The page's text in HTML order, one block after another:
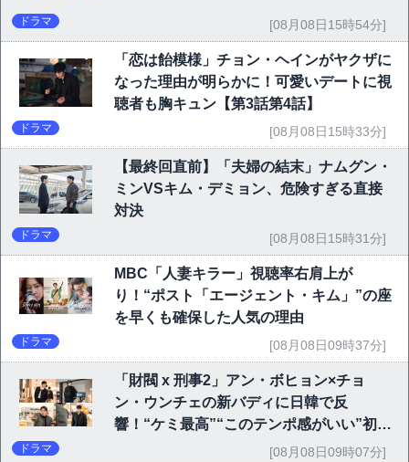
ドラマ [08月08日15時54分]
「恋は飴模様」チョン・ヘインがヤクザに
なった理由が明らかに！可愛いデートに視
聴者も胸キュン【第3話第4話】
ドラマ [08月08日15時33分]
【最終回直前】「夫婦の結末」ナムグン・
ミンVSキム・デミョン、危険すぎる直接
対決
ドラマ [08月08日15時31分]
MBC「人妻キラー」視聴率右肩上が
り！“ポスト「エージェント・キム」”の座
を早くも確保した人気の理由
ドラマ [08月08日09時37分]
「財閥 x 刑事2」アン・ボヒョン×チョ
ン・ウンチェの新バディに日韓で反
響！“ケミ最高”“このテンポ感がいい”初回
ドラマ [08月08日09時07分]